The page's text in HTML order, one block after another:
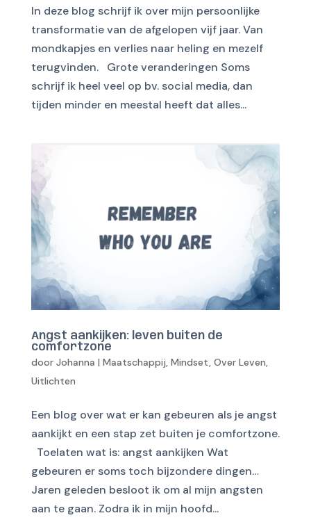
In deze blog schrijf ik over mijn persoonlijke
transformatie van de afgelopen vijf jaar. Van
mondkapjes en verlies naar heling en mezelf
terugvinden. Grote veranderingen Soms
schrijf ik heel veel op bv. social media, dan
tijden minder en meestal heeft dat alles...
Angst aankijken: leven buiten de
comfortzone
door Johanna | Maatschappij, Mindset, Over Leven,
Uitlichten
Een blog over wat er kan gebeuren als je angst
aankijkt en een stap zet buiten je comfortzone.
Toelaten wat is: angst aankijken Wat
gebeuren er soms toch bijzondere dingen…
Jaren geleden besloot ik om al mijn angsten
aan te gaan. Zodra ik in mijn hoofd...